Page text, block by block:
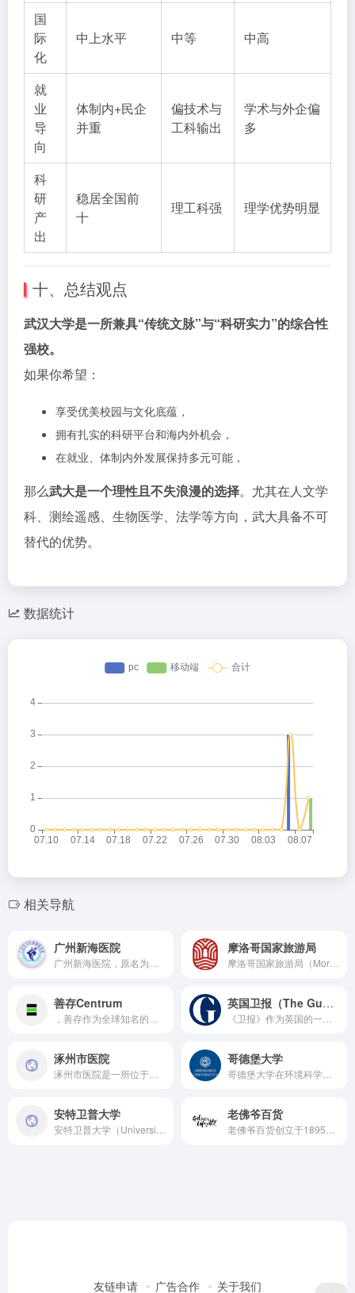
国
际
化
中上水平 中等 中高
就
业
导
向
体制内+民企
并重
偏技术与
工科输出
学术与外企偏
多
科
研
产
出
稳居全国前
十
理工科强 理学优势明显
十、总结观点
武汉大学是一所兼具“传统文脉”与“科研实力”的综合性
强校。
如果你希望：
享受优美校园与文化底蕴，
拥有扎实的科研平台和海内外机会，
在就业、体制内外发展保持多元可能，
那么武大是一个理性且不失浪漫的选择。尤其在人文学
科、测绘遥感、生物医学、法学等方向，武大具备不可
替代的优势。
数据统计
相关导航
广州新海医院 摩洛哥国家旅游局
善存Centrum 英国卫报（The Guardian）
涿州市医院 哥德堡大学
安特卫普大学 老佛爷百货
友链申请 广告合作 关于我们